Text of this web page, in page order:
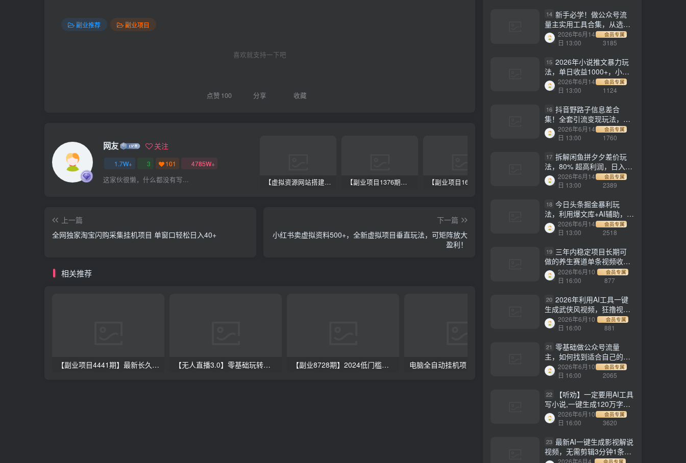
副业推荐 副业项目
喜欢就支持一下吧
点赞 100 分享 收藏
网友 关注
1.7W+ 3 101 4785W+
这家伙很懒，什么都没有写... 【虚拟资源网站搭建服务】加盟本站系统，做一个和本站一样的独立网站，躺赚的项目 【副业项目1376期】龟课最新闲鱼项目玩法实战教程_全新升级月收益几千到几万 【副业项目4441期】最新长久稳定暴利项目，运费险全新玩法，日赚1000（包含详细教程，全程指导）
上一篇
全网独家淘宝闪购采集挂机项目 单窗口轻松日入40+
下一篇
小红书卖虚拟资料500+，全新虚拟项目垂直玩法，可矩阵放大
盈利！
相关推荐
【副业项目4441期】最新长久稳定暴利项目，运费险全新玩法，日赚1000（包含详细教程，全程指导） 【无人直播3.0】零基础玩转男粉快手无人直播日产1000+，稳狠猛，2023男粉落地项目实操教程 【副业8728期】2024低门槛副业风口快递CPS，月收入过万的项目 【副业项目3647期】最新羊场大亨全自动挂机项目，外面号称单号一天500+（含协议版挂机脚本）
14 新手必学！做公众号流
量主实用工具合集，从选题
到变现，一篇搞定（新手必
备）
2026年6月14
日 13:00
会员专属
3185
15 2026年小说推文暴力玩
法，单日收益1000+，小白
看完即可上手
2026年6月14
日 13:00
会员专属
1124
16 抖音野路子信息差合
集！全套引流变现玩法，保
姆级拆解
2026年6月14
日 13:00
会员专属
1760
17 拆解闲鱼拼夕夕差价玩
法，80% 超高利润，日入轻
松过千2026年6月14
日 13:00
会员专属
2389
18 今日头条掘金暴利玩
法，利用爆文库+AI辅助，轻
松矩阵、当天起号，简单粗
暴，日入1000+
2026年6月14
日 13:00
会员专属
2518
19 三年内稳定项目长期可
做的养生赛道单条视频收入
22002026年6月10
日 16:00
会员专属
877
20 2026年利用AI工具一键
生成武侠风视频，狂撸视频
号分成计划收益，原创度
高，画面好看，轻松日入
2026年6月10
日 16:00
会员专属
881
21 零基础做公众号流量
主，如何找到适合自己的赛
道
2026年6月10
日 16:00
会员专属
2065
22
【听劝】一定要用AI工具
写小说,一键生成120万字，
躺着也能赚，月入2w+
2026年6月10
日 16:00
会员专属
3620
23 最新AI一键生成影视解说
视频，无需剪辑3分钟1条，